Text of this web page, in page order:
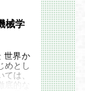
械学
世界か
めとし
は、
的な